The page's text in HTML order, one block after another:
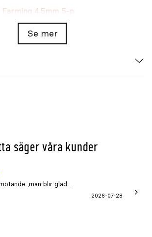
4,5mm 5-p
Farming 9mm 5-p
Se mer
säger våra kunder
,man blir glad .
2026-07-28